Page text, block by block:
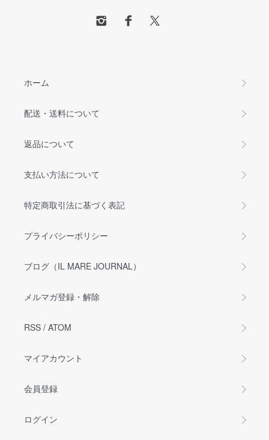
ホーム
配送・送料について
返品について
支払い方法について
特定商取引法に基づく表記
プライバシーポリシー
ブログ（IL MARE JOURNAL）
メルマガ登録・解除
RSS / ATOM
マイアカウント
会員登録
ログイン